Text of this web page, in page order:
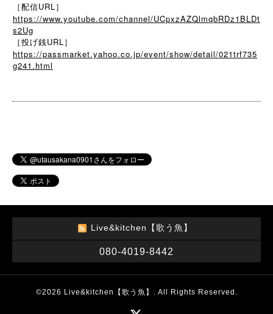
［配信URL］
https://www.youtube.com/channel/UCpxzAZQlmqbRDz1BLDt
s2Ug
［投げ銭URL］
https://passmarket.yahoo.co.jp/event/show/detail/021trf735
g241.html
Live&kitchen【歌う魚】
080-4019-8442
©2026 Live&kitchen【歌う魚】 . All Rights Reserved.